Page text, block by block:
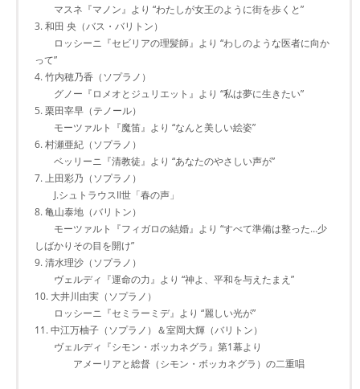
マスネ『マノン』より “わたしが女王のように街を歩くと”
3. 和田 央（バス・バリトン）
ロッシーニ『セビリアの理髪師』より “わしのような医者に向か
って”
4. 竹内穂乃香（ソプラノ）
グノー『ロメオとジュリエット』より “私は夢に生きたい”
5. 栗田宰早（テノール）
モーツァルト『魔笛』より “なんと美しい絵姿”
6. 村瀬亜紀（ソプラノ）
ベッリーニ『清教徒』より “あなたのやさしい声が”
7. 上田彩乃（ソプラノ）
J.シュトラウスII世「春の声」
8. 亀山泰地（バリトン）
モーツァルト『フィガロの結婚』より “すべて準備は整った…少
しばかりその目を開け”
9. 清水理沙（ソプラノ）
ヴェルディ『運命の力』より “神よ、平和を与えたまえ”
10. 大井川由実（ソプラノ）
ロッシーニ『セミラーミデ』より “麗しい光が”
11. 中江万柚子（ソプラノ）＆室岡大輝（バリトン）
ヴェルディ『シモン・ボッカネグラ』第1幕より
アメーリアと総督（シモン・ボッカネグラ）の二重唱